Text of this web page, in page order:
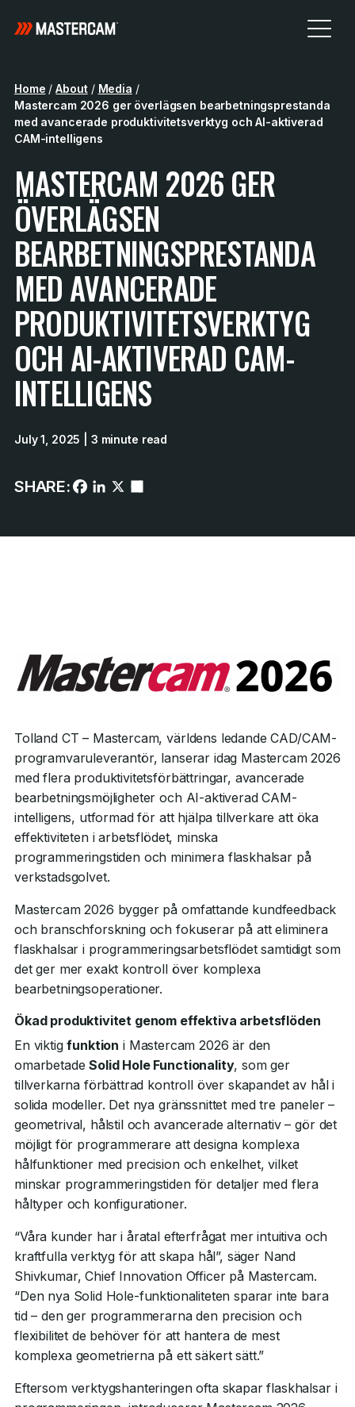
Home / About / Media /
Mastercam 2026 ger överlägsen bearbetningsprestanda
med avancerade produktivitetsverktyg och AI-aktiverad
CAM-intelligens
MASTERCAM 2026 GER
ÖVERLÄGSEN
BEARBETNINGSPRESTANDA
MED AVANCERADE
PRODUKTIVITETSVERKTYG
OCH AI-AKTIVERAD CAM-
INTELLIGENS
July 1, 2025 | 3 minute read
SHARE:
Tolland CT – Mastercam, världens ledande CAD/CAM-
programvaruleverantör, lanserar idag Mastercam 2026
med flera produktivitetsförbättringar, avancerade
bearbetningsmöjligheter och AI-aktiverad CAM-
intelligens, utformad för att hjälpa tillverkare att öka
effektiviteten i arbetsflödet, minska
programmeringstiden och minimera flaskhalsar på
verkstadsgolvet.
Mastercam 2026 bygger på omfattande kundfeedback
och branschforskning och fokuserar på att eliminera
flaskhalsar i programmeringsarbetsflödet samtidigt som
det ger mer exakt kontroll över komplexa
bearbetningsoperationer.
Ökad produktivitet genom effektiva arbetsflöden
En viktigfunktion i Mastercam 2026 är den
omarbetadeSolid Hole Functionality, som ger
tillverkarna förbättrad kontroll över skapandet av hål i
solida modeller. Det nya gränssnittet med tre paneler –
geometrival, hålstil och avancerade alternativ – gör det
möjligt för programmerare att designa komplexa
hålfunktioner med precision och enkelhet, vilket
minskar programmeringstiden för detaljer med flera
håltyper och konfigurationer.
“Våra kunder har i åratal efterfrågat mer intuitiva och
kraftfulla verktyg för att skapa hål”, säger Nand
Shivkumar, Chief Innovation Officer på Mastercam.
“Den nya Solid Hole-funktionaliteten sparar inte bara
tid – den ger programmerarna den precision och
flexibilitet de behöver för att hantera de mest
komplexa geometrierna på ett säkert sätt.”
Eftersom verktygshanteringen ofta skapar flaskhalsar i